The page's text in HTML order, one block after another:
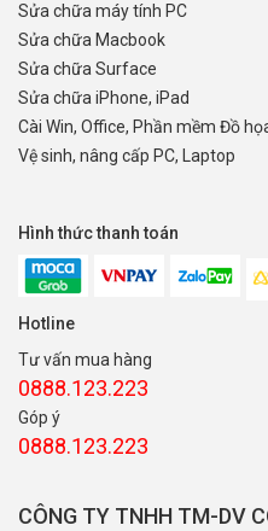
Sửa chữa máy tính PC
Sửa chữa Macbook
Sửa chữa Surface
Sửa chữa iPhone, iPad
Cài Win, Office, Phần mềm Đồ
Vệ sinh, nâng cấp PC, Laptop
Hình thức thanh toán
Hotline
Tư vấn mua hàng
0888.123.223
Góp ý
0888.123.223
CÔNG TY TNHH TM-DV